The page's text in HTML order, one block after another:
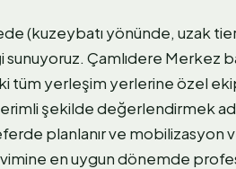
(kuzeybatı yönünde, uzak
Çamlıdere Merkez
tüm yerleşim yerlerine özel
şekilde değerlendirmek
planlanır ve mobilizasyon
en uygun dönemde